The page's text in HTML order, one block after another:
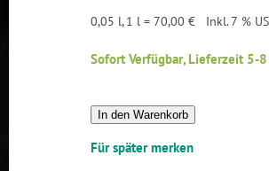
0,05 l, 1 l = 70,00 € Inkl. 7 %
Sofort Verfügbar, Lieferzeit 5-8
In den Warenkorb
Für später merken